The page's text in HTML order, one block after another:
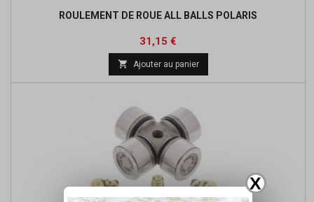
X
ROULEMENT DE ROUE ALL BALLS POLARIS
Prix
31,15 €
base
 Ajouter au panier